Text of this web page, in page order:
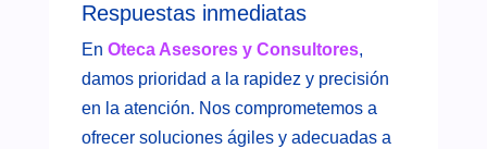
Respuestas inmediatas
En Oteca Asesores y Consultores,
damos prioridad a la rapidez y precisión
en la atención. Nos comprometemos a
ofrecer soluciones ágiles y adecuadas a